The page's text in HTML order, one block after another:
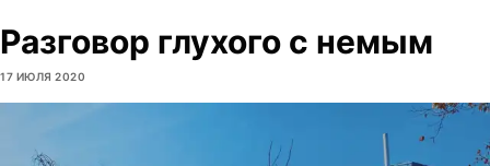
Разговор глухого с немым
17 ИЮЛЯ 2020